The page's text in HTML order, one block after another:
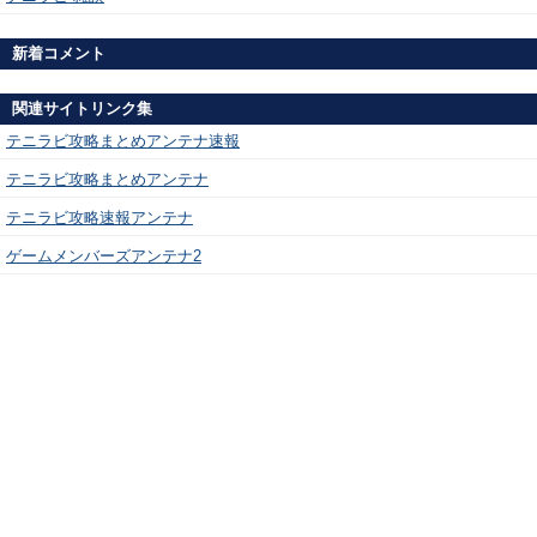
新着コメント
関連サイトリンク集
テニラビ攻略まとめアンテナ速報
テニラビ攻略まとめアンテナ
テニラビ攻略速報アンテナ
ゲームメンバーズアンテナ2